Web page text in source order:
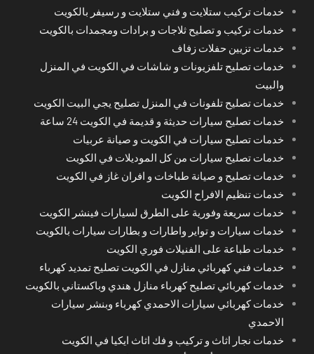
خدمات تركيب ستلايت و فني ستلايت و رسيفر بالكويت
خدمات تركيب و تصليح ثلاجات و برادات ومجمدات بالكويت
خدمات تزيين حفلات زفاف
خدمات تصليح تلفزيونات و شاشات في الكويت في المنزل
والبيت
خدمات تصليح تلفونات في المنزل تصليح يجي البيت الكويت
خدمات تصليح سيارات حديثة و قديمة في الكويت 24 ساعة
خدمات تصليح سيارات في الكويت و صيانة عربيات
خدمات تصليح سيارات من كل الموديلات في الكويت
خدمات تصليح و صيانة طباخات و افران غاز في الكويت
خدمات تنظيم الافراح الكويت
خدمات سريعة وفورية على الطرق لسيارات فينشر الكويت
خدمات سيارات و تواير واطارات و بطارات سيارات بالكويت
خدمات طباعة على الفنيلات فوري الكويت
خدمات فني كهربائي منازل في الكويت تصليح تمديد كهرباء
خدمات كهربائي تصليح كهرباء منازل هندي وباكستاني بالكويت
خدمات كهربائي سيارات الاحمدي كهرباء وبنشر سيارات
الاحمدي
خدمات نجار اثاث و تركيب و فك اثاث ايكيا في الكويت